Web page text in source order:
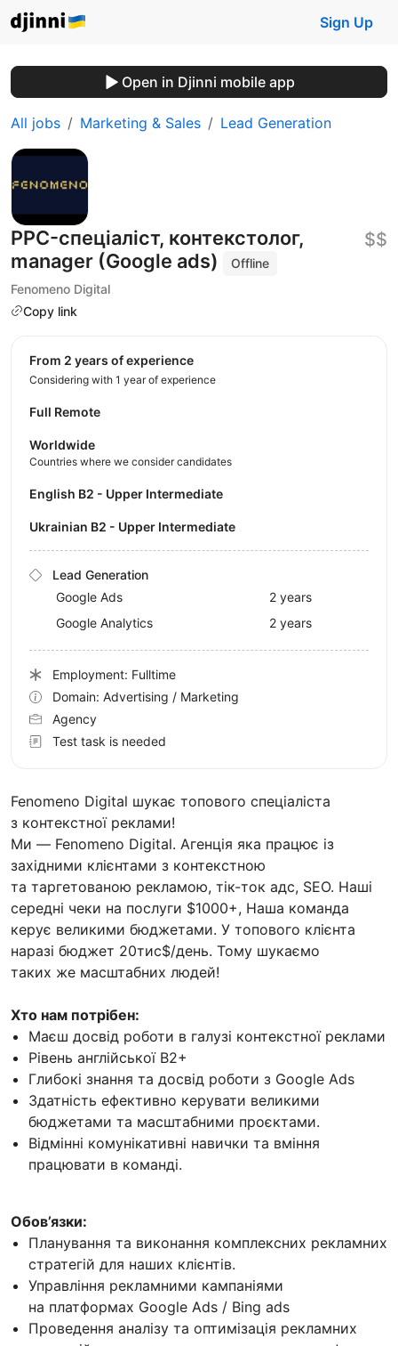
Sign Up
Open in Djinni mobile app
All jobs Marketing & Sales Lead Generation
PPC-спеціаліст, контекстолог,
manager (Google ads)
Offline
Fenomeno Digital
Copy link
$$
Fenomeno Digital шукає топового спеціаліста
з контекстної реклами!
Ми — Fenomeno Digital. Агенція яка працює із
західними клієнтами з контекстною
та таргетованою рекламою, тік-ток адс, SEO. Наші
середні чеки на послуги $1000+, Наша команда
керує великими бюджетами. У топового клієнта
наразі бюджет 20тис$/день. Тому шукаємо
таких же масштабних людей!
Хто нам потрібен:
Маєш досвід роботи в галузі контекстної реклами
Рівень англійської В2+
Глибокі знання та досвід роботи з Google Ads
Здатність ефективно керувати великими
бюджетами та масштабними проєктами.
Відмінні комунікативні навички та вміння
працювати в команді.
Обов’язки:
Планування та виконання комплексних рекламних
стратегій для наших клієнтів.
Управління рекламними кампаніями
на платформах Google Ads / Bing ads
Проведення аналізу та оптимізація рекламних
from 2 years of experience
Considering with 1 year of experience
Full Remote
Worldwide
Countries where we consider candidates
English B2 - Upper Intermediate
Ukrainian B2 - Upper Intermediate
Lead Generation
Google Ads
2 years
Google Analytics
2 years
Employment: Fulltime
Domain: Advertising / Marketing
Agency
Test task is needed